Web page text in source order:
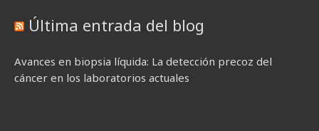
Última entrada del blog
Avances en biopsia líquida: La detección precoz del
cáncer en los laboratorios actuales